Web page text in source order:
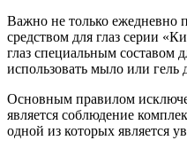
Важно не только ежедневно
средством для глаз серии
глаз специальным составом
использовать мыло или гель
Основным правилом
является соблюдение
одной из которых является